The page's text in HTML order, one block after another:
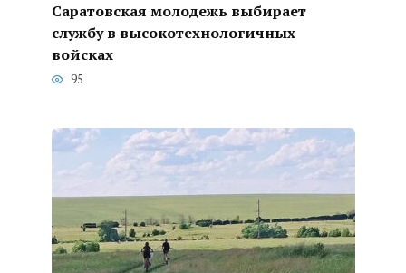
Саратовская молодежь выбирает
службу в высокотехнологичных
войсках
95